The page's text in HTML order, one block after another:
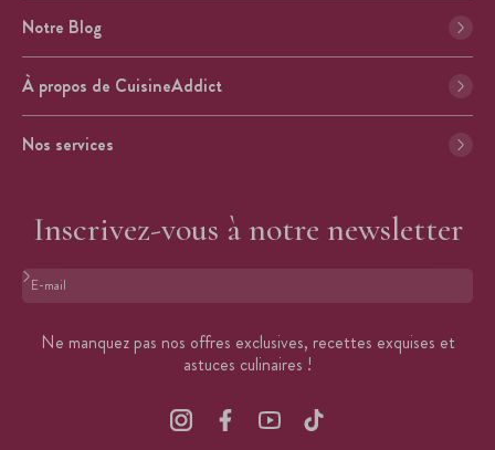
Notre Blog
À propos de CuisineAddict
Nos services
Inscrivez-vous à notre newsletter
Format : adresse@email.com
Ne manquez pas nos offres exclusives, recettes exquises et
astuces culinaires !